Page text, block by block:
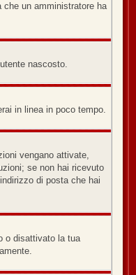
un amministratore ha
nascosto.
in linea in poco tempo.
vengano attivate,
se non hai ricevuto
di posta che hai
o disattivato la tua